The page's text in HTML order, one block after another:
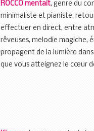
ROCCO mentait, genre du
minimaliste et pianiste,
effectuer en direct, entre
rêveuses, melodie magiche,
propagent de la lumière
que vous atteignez le cœur